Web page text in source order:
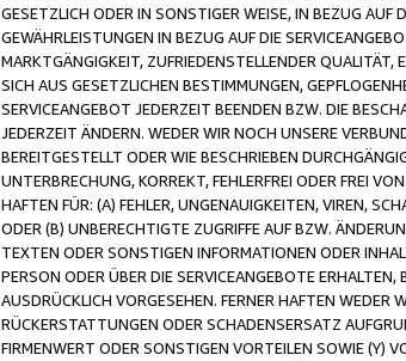
GESETZLICH ODER IN SONSTIGER WEISE, IN BEZUG AUF
GEWÄHRLEISTUNGEN IN BEZUG AUF DIE
MARKTGÄNGIGKEIT, ZUFRIEDENSTELLENDER
SICH AUS GESETZLICHEN BESTIMMUNGEN,
SERVICEANGEBOT JEDERZEIT BEENDEN BZW. DIE
JEDERZEIT ÄNDERN. WEDER WIR NOCH UNSERE
BEREITGESTELLT ODER WIE BESCHRIEBEN
UNTERBRECHUNG, KORREKT, FEHLERFREI ODER FREI
HAFTEN FÜR: (A) FEHLER, UNGENAUIGKEITEN, VIREN,
ODER (B) UNBERECHTIGTE ZUGRIFFE AUF BZW.
TEXTEN ODER SONSTIGEN INFORMATIONEN ODER
PERSON ODER ÜBER DIE SERVICEANGEBOTE
AUSDRÜCKLICH VORGESEHEN. FERNER HAFTEN
RÜCKERSTATTUNGEN ODER SCHADENSERSATZ
FIRMENWERT ODER SONSTIGEN VORTEILEN SOWIE (Y)